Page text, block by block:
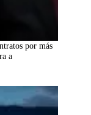
por más
a